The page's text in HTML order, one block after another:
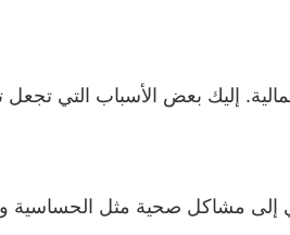
إليك بعض الأسباب التي تجعل
إلى مشاكل صحية مثل